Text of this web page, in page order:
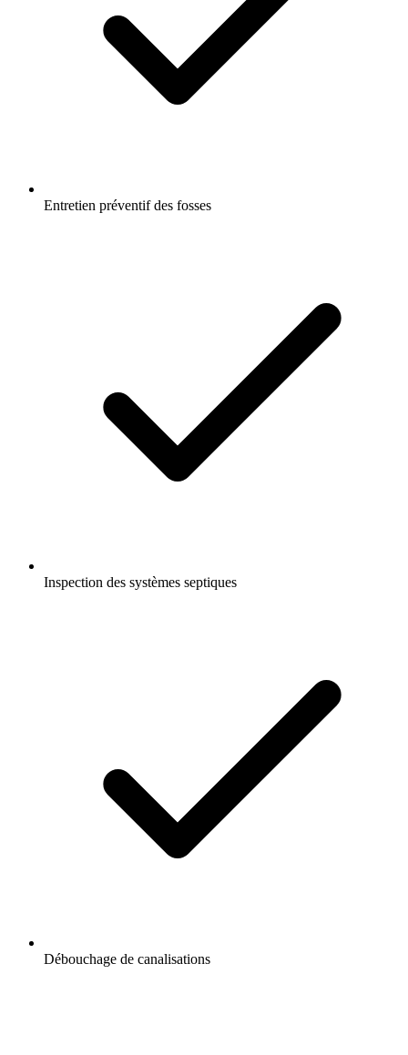
Entretien préventif des fosses
Inspection des systèmes septiques
Débouchage de canalisations